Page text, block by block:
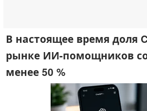
В настоящее время доля
рынке ИИ-помощников
менее 50 %